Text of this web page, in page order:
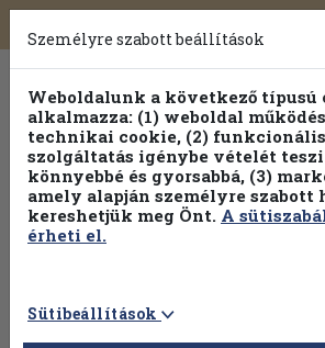
Toggle
navigation
Válogasson több mint 1.000.000
100%
Személyre szabott beállítások
Weboldalunk a következő típusú
alkalmazza: (1) weboldal
technikai cookie, (2)
szolgáltatás igénybe vételét teszi
könnyebbé és gyorsabbá, (3)
amely alapján személyre szabott
kereshetjük meg Önt. A
érheti el.
Sütibeállítások